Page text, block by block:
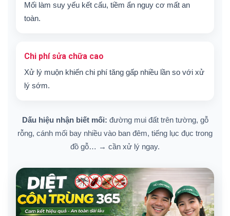
Mối làm suy yếu kết cấu, tiềm ẩn nguy cơ mất an
toàn.
Chi phí sửa chữa cao
Xử lý muộn khiến chi phí tăng gấp nhiều lần so với xử
lý sớm.
Dấu hiệu nhận biết mối: đường mui đất trên tường, gỗ
rỗng, cánh mối bay nhiều vào ban đêm, tiếng lục đục trong
đồ gỗ… → cần xử lý ngay.